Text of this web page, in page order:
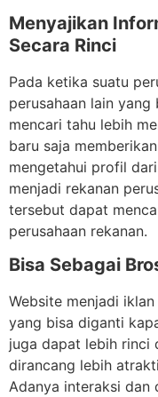
Menyajikan
Secara Rinci
Pada ketika suatu
perusahaan lain
mencari tahu lebih
baru saja
mengetahui profil
menjadi rekanan
tersebut dapat
perusahaan rekanan.
Bisa Sebagai
Website menjadi
yang bisa diganti
juga dapat lebih rinci
dirancang lebih
Adanya interaksi dan